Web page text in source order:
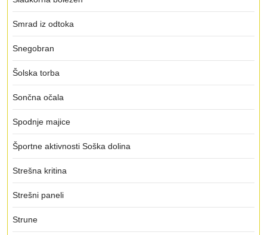
Smrad iz odtoka
Snegobran
Šolska torba
Sončna očala
Spodnje majice
Športne aktivnosti Soška dolina
Strešna kritina
Strešni paneli
Strune